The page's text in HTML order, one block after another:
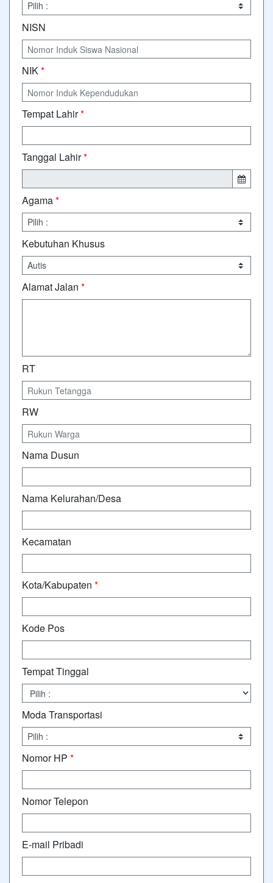
NISN
NIK*
Tempat Lahir*
Tanggal Lahir*
Agama*
Kebutuhan Khusus
Alamat Jalan *
RT
RW
Nama Dusun
Nama Kelurahan/Desa
Kecamatan
Kota/Kabupaten *
Kode Pos
Tempat Tinggal
Moda Transportasi
Nomor HP *
Nomor Telepon
E-mail Pribadi